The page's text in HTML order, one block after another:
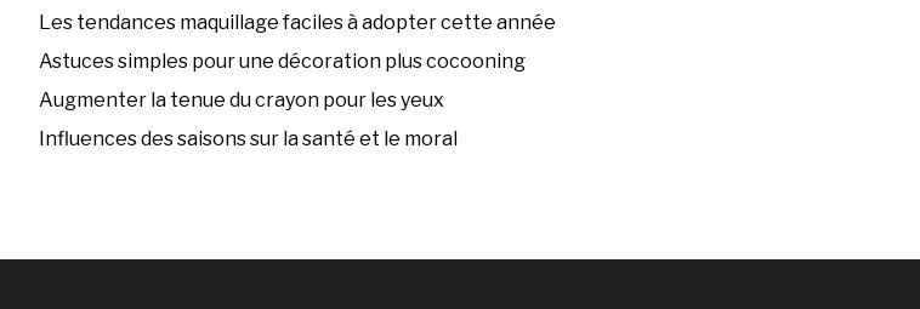
Les tendances maquillage faciles à adopter cette année
Astuces simples pour une décoration plus cocooning
Augmenter la tenue du crayon pour les yeux
Influences des saisons sur la santé et le moral